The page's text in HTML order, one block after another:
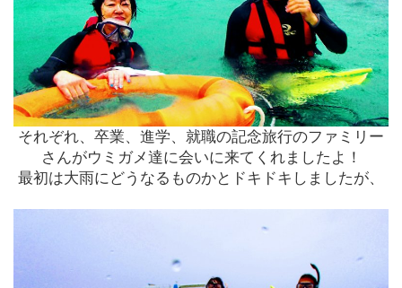
それぞれ、卒業、進学、 就職の記念旅行のファミリー
さんがウミガメ達に会いに来てくれま したよ！
最初は大雨にどうなるものかとドキドキしましたが、